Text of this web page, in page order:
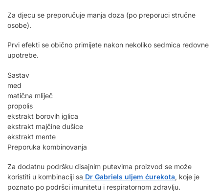
Za djecu se preporučuje manja doza (po preporuci stručne
osobe).
Prvi efekti se obično primijete nakon nekoliko sedmica redovne
upotrebe.
Sastav
med
matična mliječ
propolis
ekstrakt borovih iglica
ekstrakt majčine dušice
ekstrakt mente
Preporuka kombinovanja
Za dodatnu podršku disajnim putevima proizvod se može
koristiti u kombinaciji sa Dr Gabriels uljem ćurekota, koje je
poznato po podršci imunitetu i respiratornom zdravlju.